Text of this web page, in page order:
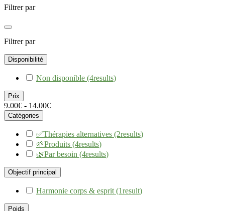
Filtrer par
Filtrer par
Disponibilité
Non disponible (4results)
Prix
9.00€ - 14.00€
Catégories
✅Thérapies alternatives (2results)
🌱Produits (4results)
🌿Par besoin (4results)
Objectif principal
Harmonie corps & esprit (1result)
Poids